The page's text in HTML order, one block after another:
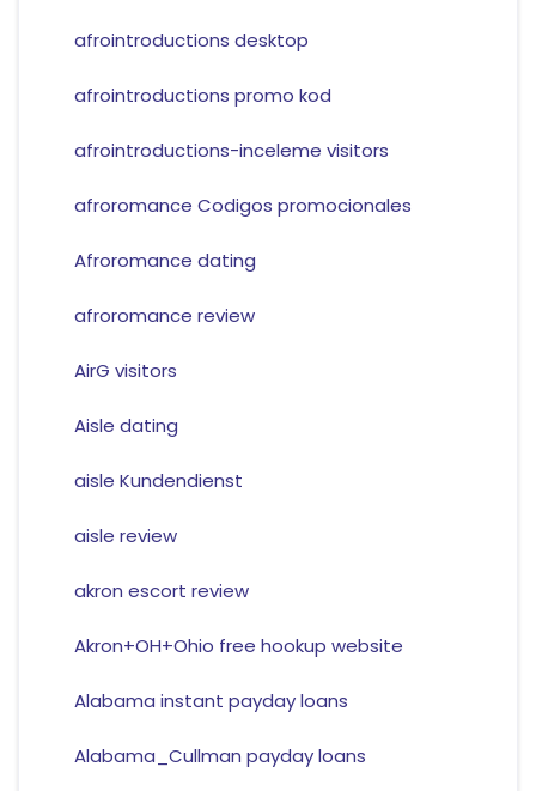
afrointroductions desktop
afrointroductions promo kod
afrointroductions-inceleme visitors
afroromance Codigos promocionales
Afroromance dating
afroromance review
AirG visitors
Aisle dating
aisle Kundendienst
aisle review
akron escort review
Akron+OH+Ohio free hookup website
Alabama instant payday loans
Alabama_Cullman payday loans